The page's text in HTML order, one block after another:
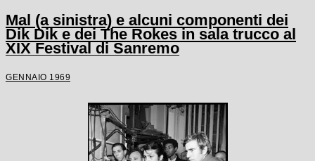
Mal (a sinistra) e alcuni componenti dei
Dik Dik e dei The Rokes in sala trucco al
XIX Festival di Sanremo
GENNAIO 1969